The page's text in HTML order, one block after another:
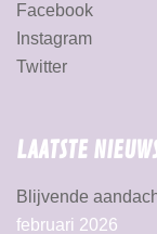
Facebook
Instagram
Twitter
LAATSTE
Blijvende
februari 2026